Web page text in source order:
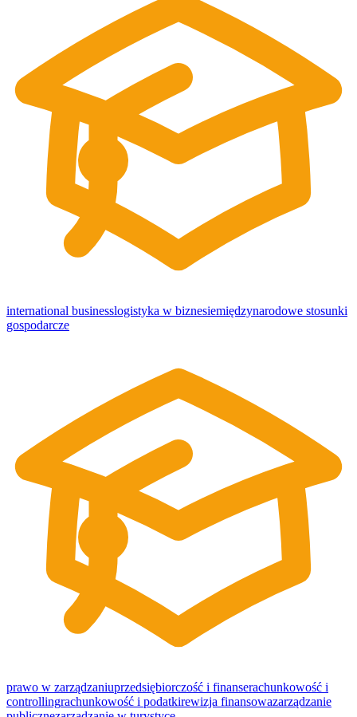
international businesslogistyka w biznesiemiędzynarodowe stosunki
gospodarcze
prawo w zarządzaniuprzedsiębiorczość i finanserachunkowość i
controllingrachunkowość i podatkirewizja finansowazarządzanie